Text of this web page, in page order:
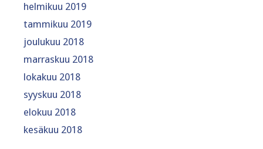
helmikuu 2019
tammikuu 2019
joulukuu 2018
marraskuu 2018
lokakuu 2018
syyskuu 2018
elokuu 2018
kesäkuu 2018